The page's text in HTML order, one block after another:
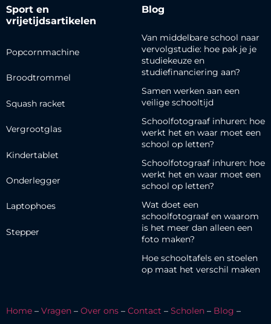
Sport en
vrijetijdsartikelen
Popcornmachine
Broodtrommel
Squash racket
Vergrootglas
Kindertablet
Onderlegger
Laptophoes
Stepper
Blog
Van middelbare school naar
vervolgstudie: hoe pak je je
studiekeuze en
studiefinanciering aan?
Samen werken aan een
veilige schooltijd
Schoolfotograaf inhuren: hoe
werkt het en waar moet een
school op letten?
Schoolfotograaf inhuren: hoe
werkt het en waar moet een
school op letten?
Wat doet een
schoolfotograaf en waarom
is het meer dan alleen een
foto maken?
Hoe schooltafels en stoelen
op maat het verschil maken
Home – Vragen – Over ons – Contact – Scholen – Blog –